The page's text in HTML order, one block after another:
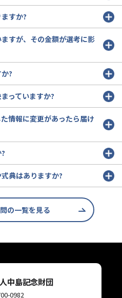
すか?
すが、その金額が選考に影
?
っていますか?
情報に変更があったら届け
典はありますか?
の一覧を見る
中島記念財団
0982